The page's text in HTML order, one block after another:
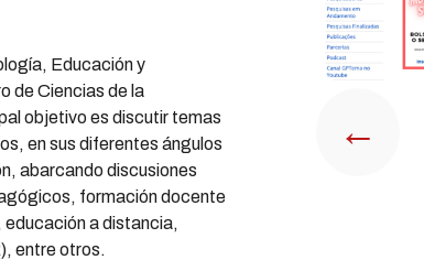
Educación y
de Ciencias de la
objetivo es discutir temas
en sus diferentes ángulos
abarcando discusiones
formación docente
a distancia,
entre otros.
←